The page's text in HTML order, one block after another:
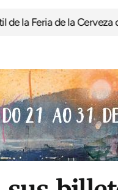
de la Cerveza de